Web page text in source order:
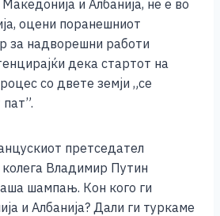
s
A
p
p
l
Li
n
k
и Албанија, не е во
оцени поранешниот
за надворешни работи
дека стартот на
со двете земји „се
претседател
Владимир Путин
шампањ. Кон кого ги
и Албанија? Дали ги туркаме